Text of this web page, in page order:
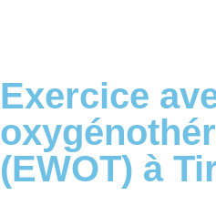
Exercice
(EWOT) à